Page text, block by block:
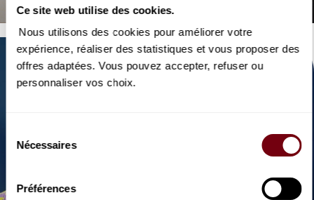
Ce site web utilise des cookies.
Nous utilisons des cookies pour améliorer votre
expérience, réaliser des statistiques et vous proposer des
offres adaptées. Vous pouvez accepter, refuser ou
personnaliser vos choix.
Nécessaires
Préférences
VIDEO
L'Olimpiade, Vivaldi